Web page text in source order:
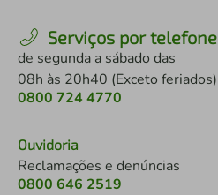
Serviços por telefone
de segunda a sábado das
08h às 20h40 (Exceto feriados)
0800 724 4770
Ouvidoria
Reclamações e denúncias
0800 646 2519